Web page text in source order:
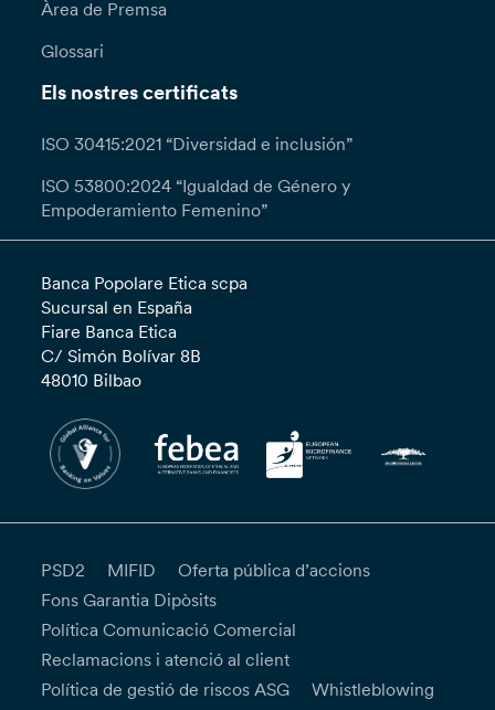
Àrea de Premsa
Glossari
Els nostres certificats
ISO 30415:2021 “Diversidad e inclusión”
ISO 53800:2024 “Igualdad de Género y
Empoderamiento Femenino”
Banca Popolare Etica scpa
Sucursal en España
Fiare Banca Etica
C/ Simón Bolívar 8B
48010 Bilbao
PSD2 MIFID
Oferta pública d’accions
Fons Garantia Dipòsits
Política Comunicació Comercial
Reclamacions i atenció al client
Política de gestió de riscos ASG
Whistleblowing